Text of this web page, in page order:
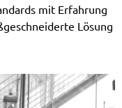
mit Erfahrung
Lösung